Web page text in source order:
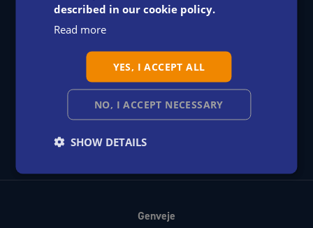
Genveje
SPANISH
described in our cookie policy.
Read more
YES, I ACCEPT ALL
NO, I ACCEPT NECESSARY
SHOW DETAILS